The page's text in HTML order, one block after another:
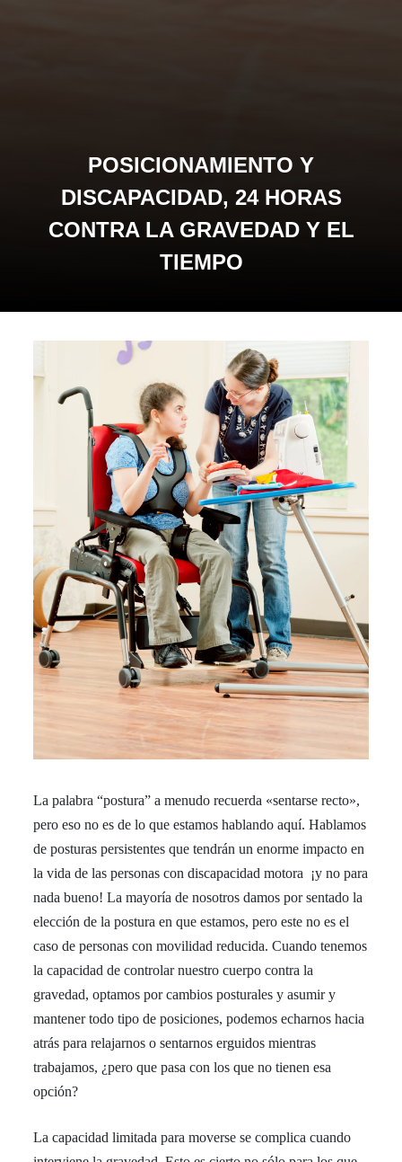
POSICIONAMIENTO Y
DISCAPACIDAD, 24 HORAS
CONTRA LA GRAVEDAD Y EL
TIEMPO
La palabra “postura” a menudo recuerda «sentarse recto»,
pero eso no es de lo que estamos hablando aquí. Hablamos
de posturas persistentes que tendrán un enorme impacto en
la vida de las personas con discapacidad motora ¡y no para
nada bueno! La mayoría de nosotros damos por sentado la
elección de la postura en que estamos, pero este no es el
caso de personas con movilidad reducida. Cuando tenemos
la capacidad de controlar nuestro cuerpo contra la
gravedad, optamos por cambios posturales y asumir y
mantener todo tipo de posiciones, podemos echarnos hacia
atrás para relajarnos o sentarnos erguidos mientras
trabajamos, ¿pero que pasa con los que no tienen esa
opción?
La capacidad limitada para moverse se complica cuando